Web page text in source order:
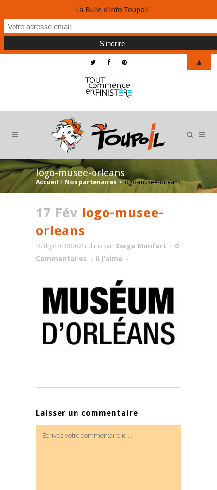
logo-musee-orleans
Accueil > Nos partenaires > logo-musee-orleans
17 Fév logo-musee-
orleans
Rédigé le 00:02h dans par Serge Monfort
0
Commentaires
0 J'aime
Laisser un commentaire
La Bulle d'info Toupoil
▲